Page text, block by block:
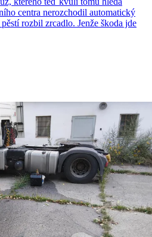
centra nerozchodil automatický
rozbil zrcadlo. Jenže škoda jde